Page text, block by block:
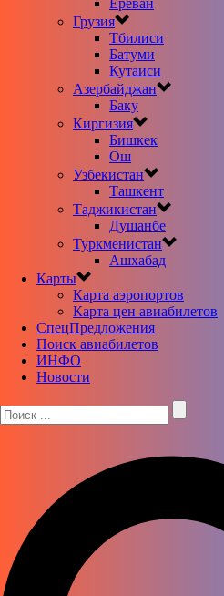
Ереван
Грузия
Тбилиси
Батуми
Кутаиси
Азербайджан
Баку
Киргизия
Бишкек
Ош
Узбекистан
Ташкент
Таджикистан
Душанбе
Туркменистан
Ашхабад
Карты
Карта аэропортов
Карта цен авиабилетов
CпецПредложения
Поиск авиабилетов
ИНФО
Новости